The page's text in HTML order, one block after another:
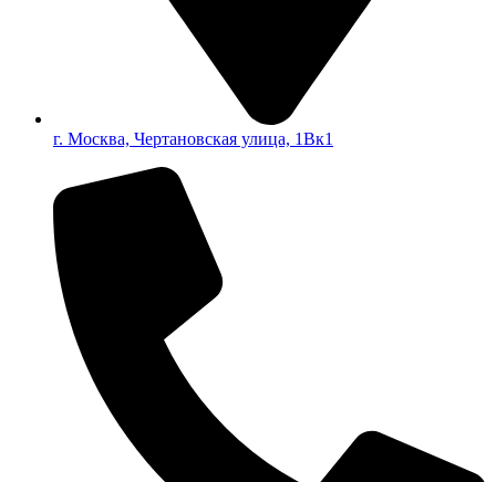
г. Москва, Чертановская улица, 1Вк1